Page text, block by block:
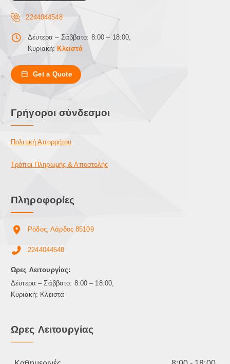
2244044548
Δέυτερα – Σάββατο: 8:00 – 18:00,
Κυριακή: Κλειστά
Get a Quote
Γρήγοροι σύνδεσμοι
Πολιτική Απορρήτου
Τρόποι Πληρωμής & Αποστολής
Πληροφορίες
Ρόδος, Λάρδος 85109
2244044548
Ωρες Λειτουργίας:
Δέυτερα – Σάββατο: 8:00 – 18:00,
Κυριακή: Κλειστά
Ωρες Λειτουργίας